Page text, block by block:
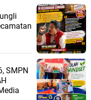
SMPN